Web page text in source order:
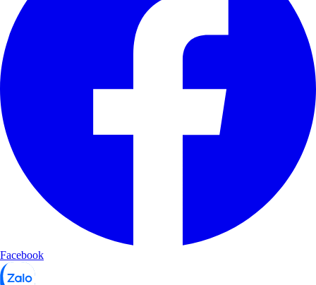
Facebook